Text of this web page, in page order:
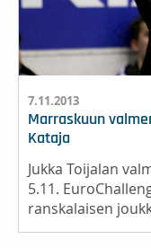
7.11.2013
Marraskuun
Kataja
Jukka Toijalan
5.11.
ranskalaisen